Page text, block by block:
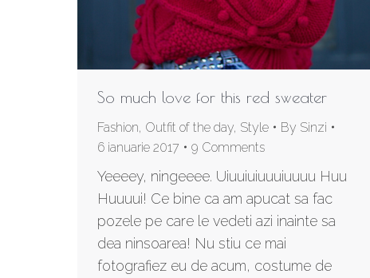
So much love for this red sweater
Fashion, Outfit of the day, Style By Sinzi
6 ianuarie 2017
9 Comments
Yeeeey, ningeeee. Uiuuiuiuuuiuuuu Huu
Huuuui! Ce bine ca am apucat sa fac
pozele pe care le vedeti azi inainte sa
dea ninsoarea! Nu stiu ce mai
fotografiez eu de acum, costume de